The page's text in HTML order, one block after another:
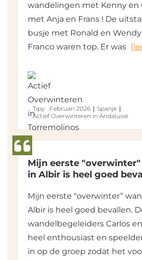
wandelingen met Kenny en
met Anja en Frans ! De
busje met Ronald en
Franco waren top. Er was
Tipy Februari 2026
Spanje
Actief Overwinteren in Andalusië
Mijn eerste
in Albir is heel goed
Mijn eerste “overwinter”
Albir is heel goed bevallen.
wandelbegeleiders Carlos
heel enthousiast en
in op de groep zodat het